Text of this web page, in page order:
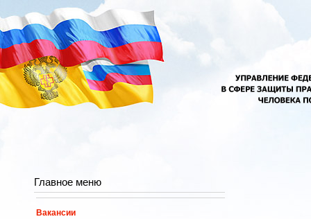
Перейти к основному содержанию
Главное меню
Вакансии